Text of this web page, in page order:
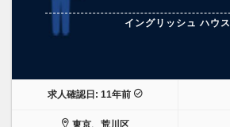
イングリッシュ ハウス
求人確認日: 11年前